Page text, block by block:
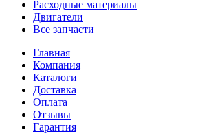
Расходные материалы
Двигатели
Все запчасти
Главная
Компания
Каталоги
Доставка
Оплата
Отзывы
Гарантия